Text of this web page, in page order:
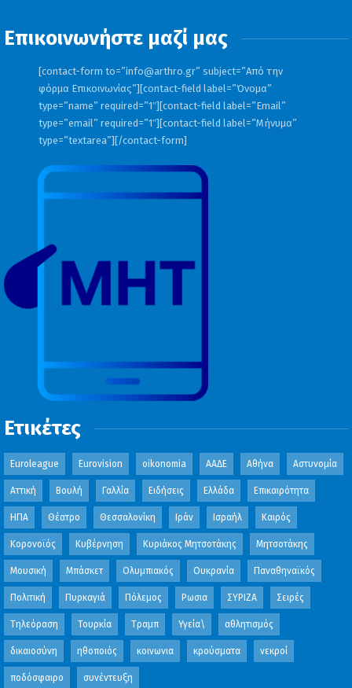
Επικοινωνήστε μαζί μας
[contact-form to=”info@arthro.gr” subject=”Από την
φόρμα Επικοινωνίας”][contact-field label=”Όνομα”
type=”name” required=”1″][contact-field label=”Email”
type=”email” required=”1″][contact-field label=”Μήνυμα”
type=”textarea”][/contact-form]
Ετικέτες
Euroleague Eurovision oikonomia ΑΑΔΕ Αθήνα Αστυνομία
Αττική Βουλή Γαλλία Ειδήσεις Ελλάδα Επικαιρότητα
ΗΠΑ Θέατρο Θεσσαλονίκη Ιράν Ισραήλ Καιρός
Κορονοϊός Κυβέρνηση Κυριάκος Μητσοτάκης Μητσοτάκης
Μουσική Μπάσκετ Ολυμπιακός Ουκρανία Παναθηναϊκός
Πολιτική Πυρκαγιά Πόλεμος Ρωσια ΣΥΡΙΖΑ Σειρές
Τηλεόραση Τουρκία Τραμπ Υγεία\ αθλητισμός
δικαιοσύνη ηθοποιός κοινωνια κρούσματα νεκροί
ποδόσφαιρο συνέντευξη